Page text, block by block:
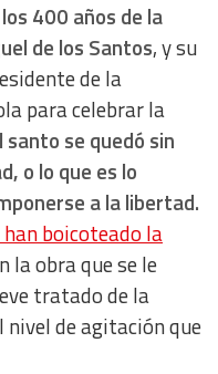
400 años de la
de los Santos, y su
de la
para celebrar la
santo se quedó sin
o lo que es lo
a la libertad.
boicoteado la
la obra que se le
tratado de la
nivel de agitación que